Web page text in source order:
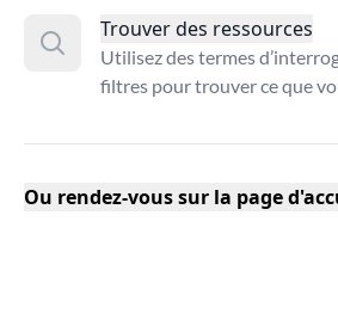
Trouver des ressources
Utilisez des termes
filtres pour trouver ce que
Ou rendez-vous sur la page